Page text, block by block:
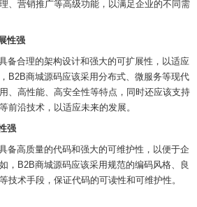
、营销推广等高级功能，以满足企业的不同需
性强
备合理的架构设计和强大的可扩展性，以适应
B2B商城源码应该采用分布式、微服务等现代
、高性能、高安全性等特点，同时还应该支持
前沿技术，以适应未来的发展。
强
备高质量的代码和强大的可维护性，以便于企
， B2B商城源码应该采用规范的编码风格、良
技术手段，保证代码的可读性和可维护性。